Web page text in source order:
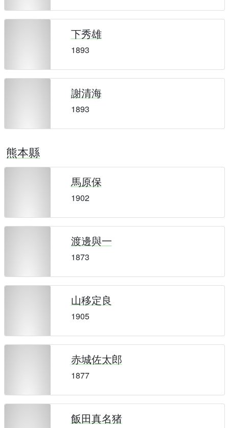
下秀雄
1893
謝清海
1893
熊本縣
馬原保
1902
渡邊與一
1873
山移定良
1905
赤城佐太郎
1877
飯田真名猪